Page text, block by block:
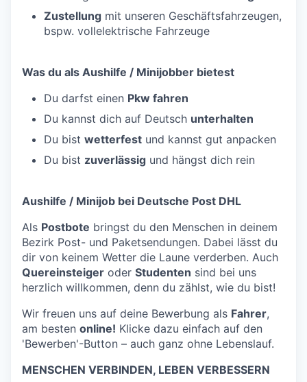
Zustellung mit unseren Geschäftsfahrzeugen,
bspw. vollelektrische Fahrzeuge
Was du als Aushilfe / Minijobber bietest
Du darfst einen Pkw fahren
Du kannst dich auf Deutsch unterhalten
Du bist wetterfest und kannst gut anpacken
Du bist zuverlässig und hängst dich rein
Aushilfe / Minijob bei Deutsche Post DHL
Als Postbote bringst du den Menschen in deinem
Bezirk Post- und Paketsendungen. Dabei lässt du
dir von keinem Wetter die Laune verderben. Auch
Quereinsteiger oder Studenten sind bei uns
herzlich willkommen, denn du zählst, wie du bist!
Wir freuen uns auf deine Bewerbung als Fahrer,
am besten online! Klicke dazu einfach auf den
'Bewerben'-Button – auch ganz ohne Lebenslauf.
MENSCHEN VERBINDEN, LEBEN VERBESSERN